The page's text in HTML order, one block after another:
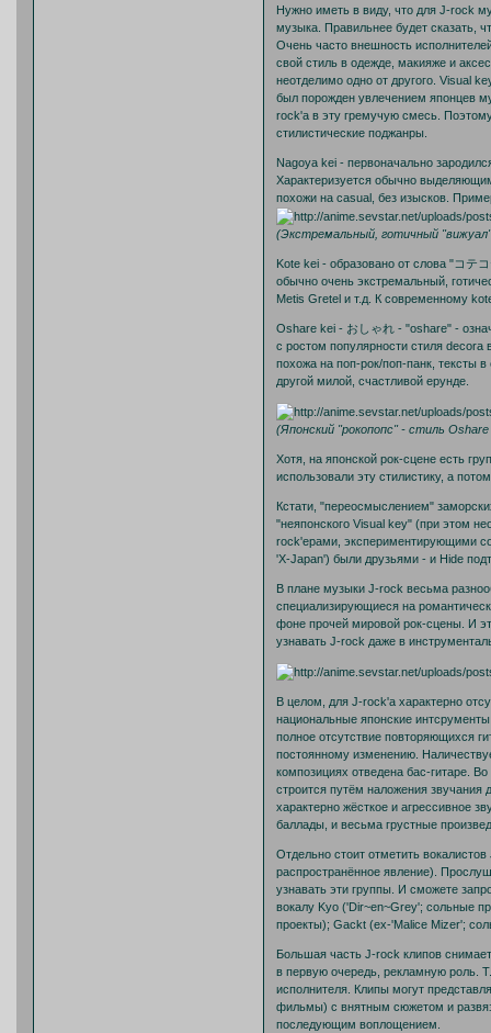
Нужно иметь в виду, что для J-rock
музыка. Правильнее будет сказать,
Очень часто внешность
свой стиль в одежде, макияже и
неотделимо одно от другого. Visual
был порожден увлечением японцев
rock'a в эту гремучую смесь.
стилистические поджанры.
Nagoya kei - первоначально
Характеризуется обычно
похожи на casual, без изысков.
(Экстремальный, готичный
Kote kei - образовано от слова "コテ
обычно очень экстремальный,
Metis Gretel и т.д. К современному
Oshare kei - おしゃれ - "oshare" -
с ростом популярности стиля
похожа на поп-рок/поп-панк, тексты
другой милой, счастливой ерунде.
(Японский "рокопопс" - стиль Oshare
Хотя, на японской рок-сцене есть
использовали эту стилистику, а
Кстати, "переосмыслением"
"неяпонского Visual key" (при этом
rock'ерами, экспериментирующими
'X-Japan') были друзьями - и Hide
В плане музыки J-rock весьма
специализирующиеся на
фоне прочей мировой рок-сцены. И
узнавать J-rock даже в
В целом, для J-rock'а характерно
национальные японские
полное отсутствие повторяющихся
постоянному изменению.
композициях отведена бас-гитаре.
строится путём наложения
характерно жёсткое и агрессивное
баллады, и весьма грустные
Отдельно стоит отметить
распространённое явление).
узнавать эти группы. И сможете
вокалу Kyo ('Dir~en~Grey'; сольные
проекты); Gackt (ex-'Malice Mizer';
Большая часть J-rock клипов
в первую очередь, рекламную роль.
исполнителя. Клипы могут
фильмы) с внятным сюжетом и
последующим воплощением.